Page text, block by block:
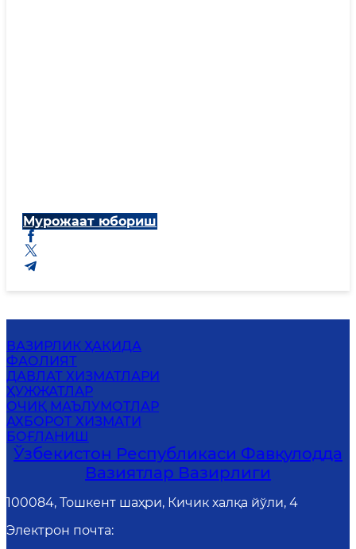
Мурожаат юбориш
ВАЗИРЛИК ҲАҚИДА
ФАОЛИЯТ
ДАВЛАТ ХИЗМАТЛАРИ
ҲУЖЖАТЛАР
ОЧИҚ МАЪЛУМОТЛАР
АХБОРОТ ХИЗМАТИ
БОҒЛАНИШ
Ўзбекистон Республикаси Фавқулодда
Вазиятлар Вазирлиги
100084, Тошкент шаҳри, Кичик халқа йўли, 4
Электрон почта: